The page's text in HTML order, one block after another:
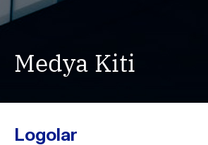
Medya Kiti
Logolar